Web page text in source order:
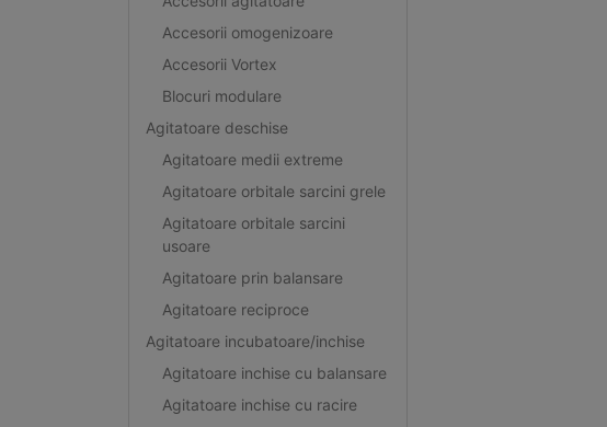
Accesorii omogenizoare
Accesorii Vortex
Blocuri modulare
Agitatoare deschise
Agitatoare medii extreme
Agitatoare orbitale sarcini grele
Agitatoare orbitale sarcini
usoare
Agitatoare prin balansare
Agitatoare reciproce
Agitatoare incubatoare/inchise
Agitatoare inchise cu balansare
Agitatoare inchise cu racire